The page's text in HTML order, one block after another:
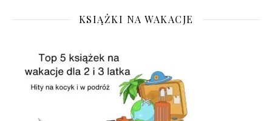
KSIĄŻKI NA WAKACJE